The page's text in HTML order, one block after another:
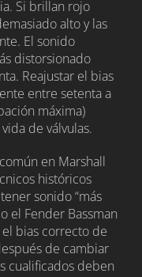
Si brillan rojo
alto y las
El sonido
distorsionado
Reajustar el bias
entre setenta a
máxima)
de válvulas.
en Marshall
históricos
sonido “más
el Fender Bassman
bias correcto de
de cambiar
cualificados deben